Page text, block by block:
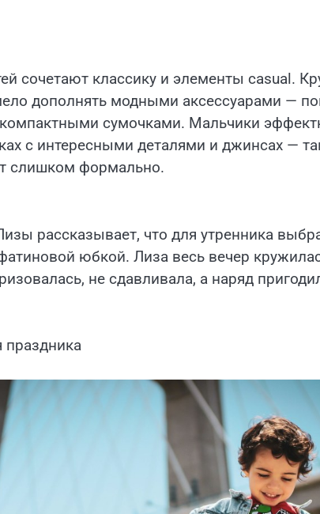
сочетают классику и элементы casual.
дополнять модными аксессуарами —
сумочками. Мальчики
с интересными деталями и джинсах —
слишком формально.
рассказывает, что для утренника
юбкой. Лиза весь вечер
не сдавливала, а наряд
праздника